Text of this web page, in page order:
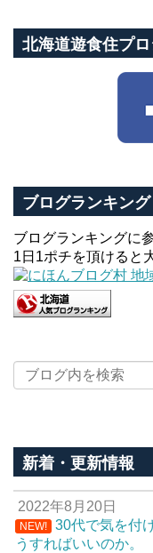
北海道遊食住プ
ブログランキング
ブログランキングに
1日1ポチを頂ける
新着・更新情報
2022年8月20日
NEW!
30代で気を付
うすればいいのか。